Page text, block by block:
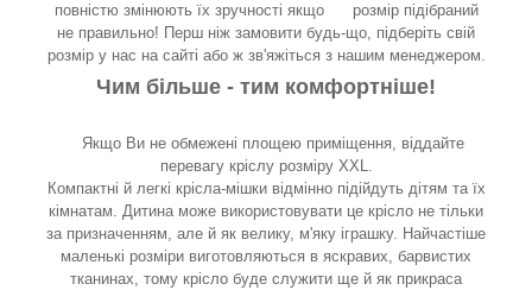
повністю змінюють їх зручності якщо розмір підібраний
не правильно! Перш ніж замовити будь-що, підберіть свій
розмір у нас на сайті або ж зв'яжіться з нашим менеджером.
Чим більше - тим комфортніше!
Якщо Ви не обмежені площею приміщення, віддайте
перевагу кріслу розміру XXL.
Компактні й легкі крісла-мішки відмінно підійдуть дітям та їх
кімнатам. Дитина може використовувати це крісло не тільки
за призначенням, але й як велику, м'яку іграшку. Найчастіше
маленькі розміри виготовляються в яскравих, барвистих
тканинах, тому крісло буде служити ще й як прикраса